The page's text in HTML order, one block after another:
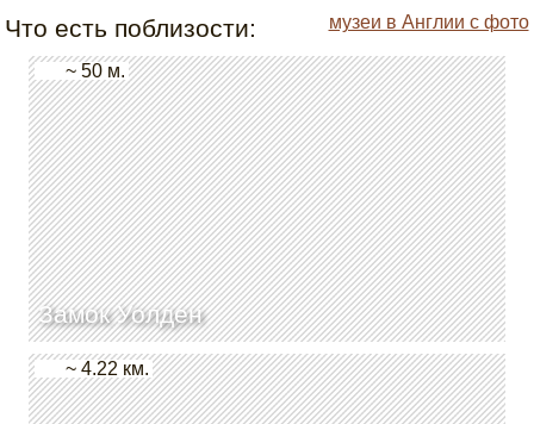
Что есть поблизости: музеи в Англии с фото
Замок Уолден
~ 50 м.
~ 4.22 км.